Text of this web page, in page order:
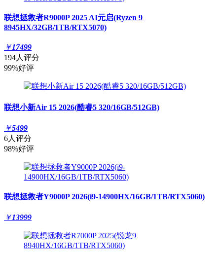
联想拯救者R9000P 2025 AI元启(Ryzen 9
8945HX/32GB/1TB/RTX5070)
￥17499
194人评分
99%好评
联想小新Air 15 2026(酷睿5 320/16GB/512GB)
￥5499
6人评分
98%好评
联想拯救者Y9000P 2026(i9-14900HX/16GB/1TB/RTX5060)
￥13999